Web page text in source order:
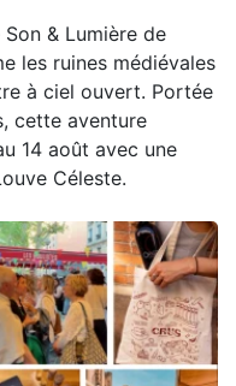
& Lumière de
les ruines médiévales
à ciel ouvert. Portée
cette aventure
14 août avec une
Céleste.